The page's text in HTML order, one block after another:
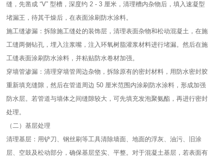
缝，先凿成 “V” 型槽，深度约 2 - 3 厘米，清理槽内杂物后，填入速凝型
堵漏王，待其干燥后，在表面涂刷防水涂料。​
施工缝渗漏：拆除施工缝处的装饰层，清理表面杂物和松动混凝土，在施
工缝两侧钻孔，埋入注浆嘴，注入环氧树脂灌浆材料进行堵漏。然后在施
工缝表面涂刷防水涂料，并粘贴防水卷材加强。​
穿墙管渗漏：清理穿墙管周边杂物，拆除原有的密封材料，用防水密封胶
重新填充缝隙，然后在管道周边 50 厘米范围内涂刷防水涂料，形成加强
防水层。若管道与墙体之间缝隙较大，可先填充发泡聚氨酯，再进行密封
处理。​
（二）基层处理​
清理基层：用铲刀、钢丝刷等工具清除墙面、地面的浮灰、油污、旧涂
层、空鼓及松动部分，确保基层坚实、平整。对于混凝土基层，若表面有